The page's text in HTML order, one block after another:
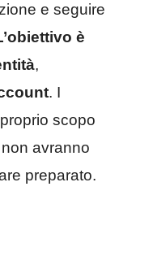
e seguire
è
,
. I
scopo
avranno
preparato.